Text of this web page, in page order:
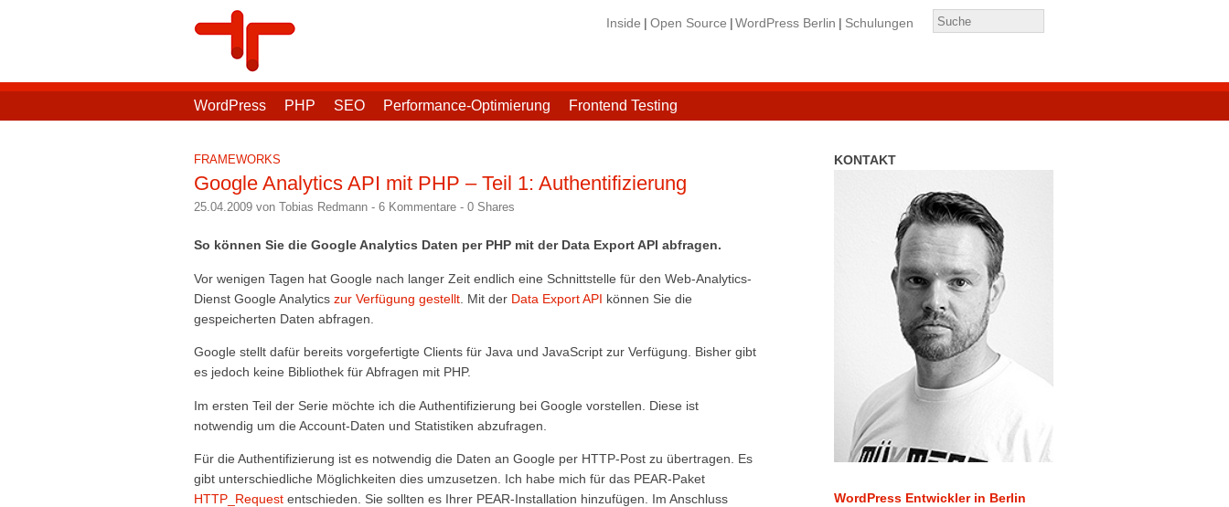
Inside Open Source WordPress Berlin Schulungen
WordPress PHP SEO Performance-Optimierung Frontend Testing
FRAMEWORKS
Google Analytics API mit PHP – Teil 1: Authentifizierung
25.04.2009 von Tobias Redmann - 6 Kommentare - 0 Shares
So können Sie die Google Analytics Daten per PHP mit der Data Export API abfragen.
Vor wenigen Tagen hat Google nach langer Zeit endlich eine Schnittstelle für den Web-Analytics-
Dienst Google Analytics zur Verfügung gestellt . Mit der Data Export API können Sie die
gespeicherten Daten abfragen.
Google stellt dafür bereits vorgefertigte Clients für Java und JavaScript zur Verfügung. Bisher gibt
es jedoch keine Bibliothek für Abfragen mit PHP.
Im ersten Teil der Serie möchte ich die Authentifizierung bei Google vorstellen. Diese ist
notwendig um die Account-Daten und Statistiken abzufragen.
Für die Authentifizierung ist es notwendig die Daten an Google per HTTP-Post zu übertragen. Es
gibt unterschiedliche Möglichkeiten dies umzusetzen. Ich habe mich für das PEAR-Paket
HTTP_Request entschieden. Sie sollten es Ihrer PEAR-Installation hinzufügen. Im Anschluss
KONTAKT
WordPress Entwickler in Berlin